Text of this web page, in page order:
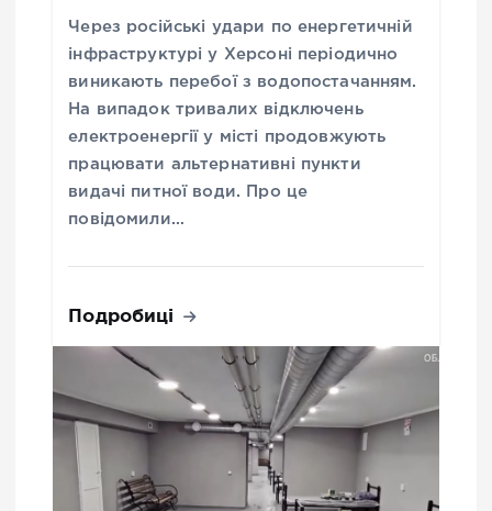
Через російські удари по енергетичній
інфраструктурі у Херсоні періодично
виникають перебої з водопостачанням.
На випадок тривалих відключень
електроенергії у місті продовжують
працювати альтернативні пункти
видачі питної води. Про це
повідомили…
Подробиці